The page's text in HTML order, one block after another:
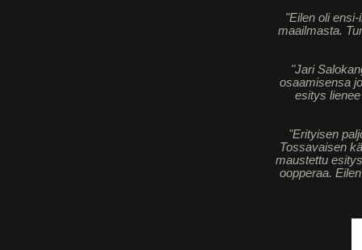
"Eilen oli
maailmasta.
"Jari
osaamisensa
esitys
"Erityisen
Tossavaisen
maustettu
oopperaa.